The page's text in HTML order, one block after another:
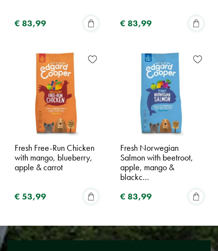
€ 83,99 € 83,99
Fresh Free-Run Chicken
with mango, blueberry,
apple & carrot
€ 53,99
Fresh Norwegian
Salmon with beetroot,
apple, mango &
blackc…
€ 83,99